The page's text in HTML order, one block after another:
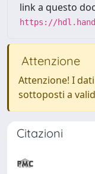
link a questo
https://
Attenzione
Attenzione! I
sottoposti a
Citazioni